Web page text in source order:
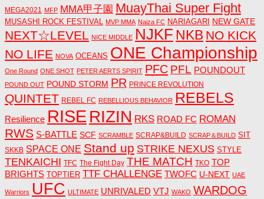
MEGA2021 MFP MMA甲子園 MuayThai Super Fight
MUSASHI ROCK FESTIVAL MVP MMA Naiza FC NARIAGARI NEW GATE
NEXT☆LEVEL NICE MIDDLE NJKF NKB NO KICK
NO LIFE NOVA OCEANS ONE Championship
One Round ONE SHOT PETER AERTS SPIRIT PFC PFL POUNDOUT
POUND OUT POUND STORM PR PRINCE REVOLUTION
QUINTET REBEL FC REBELLIOUS BEHAVIOR REBELS
Resilience RISE RIZIN RKS ROAD FC ROMAN
RWS S-BATTLE SCF SCRAMBLE SCRAP&BUILD SCRAP＆BUILD SIT
SKKB SPACE ONE Stand up STRIKE NEXUS STYLE
TENKAICHI TFC The Fight Day THE MATCH TKO TOP
BRIGHTS TOPTIER TTF CHALLENGE TWOFC U-NEXT UAE
Warriors UFC ULTIMATE UNRIVALED VTJ WAKO WARDOG